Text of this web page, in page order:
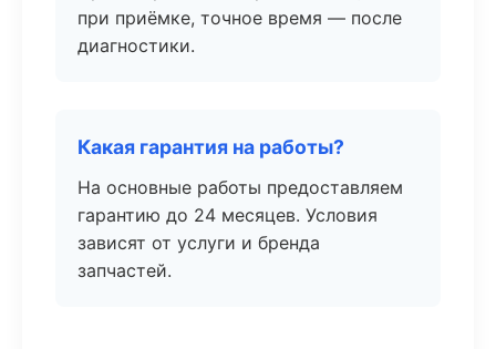
при приёмке, точное время — после
диагностики.
Какая гарантия на работы?
На основные работы предоставляем
гарантию до 24 месяцев. Условия
зависят от услуги и бренда
запчастей.